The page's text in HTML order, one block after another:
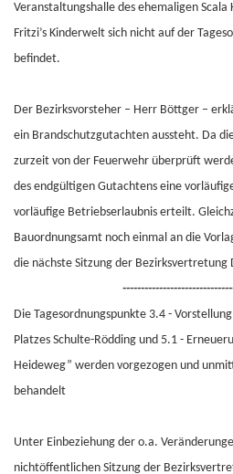
Veranstaltungshalle des ehemaligen
Fritzi’s Kinderwelt sich nicht auf der
befindet.
Der Bezirksvorsteher – Herr Böttger –
ein Brandschutzgutachten aussteht. Da
zurzeit von der Feuerwehr überprüft
des endgültigen Gutachtens eine
vorläufige Betriebserlaubnis erteilt.
Bauordnungsamt noch einmal an die
die nächste Sitzung der
Die Tagesordnungspunkte 3.4 -
Platzes Schulte-Rödding und 5.1 -
Heideweg” werden vorgezogen und
behandelt
Unter Einbeziehung der o.a.
nichtöffentlichen Sitzung der